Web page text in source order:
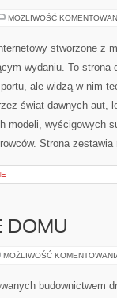
MOŻLIWOŚĆ
stworzone z
wydaniu. To
ale widzą w nim
świat dawnych aut,
modeli, wyścigowych
Strona
DOMU
MOŻLIWOŚĆ
budownictwem